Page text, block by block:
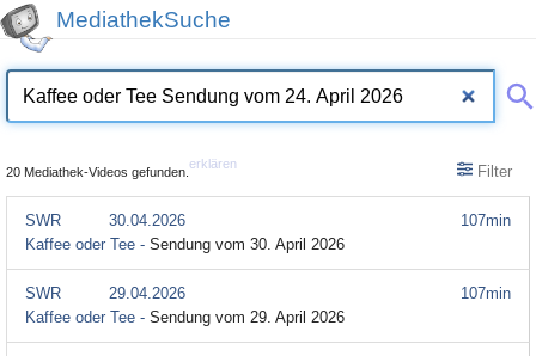
MediathekSuche
20 Mediathek-Videos gefunden.
erklären Filter
107min
SWR
30.04.2026
Kaffee oder Tee - Sendung vom 30. April 2026
107min
SWR
29.04.2026
Kaffee oder Tee - Sendung vom 29. April 2026